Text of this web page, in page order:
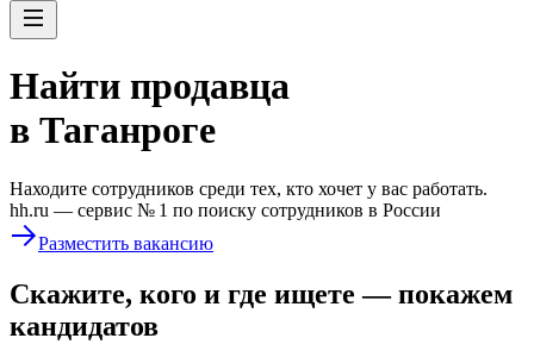
Найти продавца
в Таганроге
Находите сотрудников среди тех, кто хочет у вас работать.
hh.ru — сервис № 1 по поиску сотрудников в России
Разместить вакансию
Скажите, кого и где ищете — покажем
кандидатов